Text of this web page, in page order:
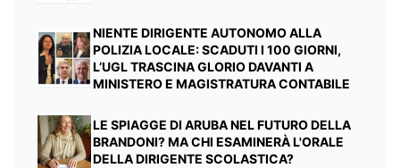
NIENTE DIRIGENTE AUTONOMO ALLA
POLIZIA LOCALE: SCADUTI I 100 GIORNI,
L’UGL TRASCINA GLORIO DAVANTI A
MINISTERO E MAGISTRATURA CONTABILE
LE SPIAGGE DI ARUBA NEL FUTURO DELLA
BRANDONI? MA CHI ESAMINERÀ L'ORALE
DELLA DIRIGENTE SCOLASTICA?